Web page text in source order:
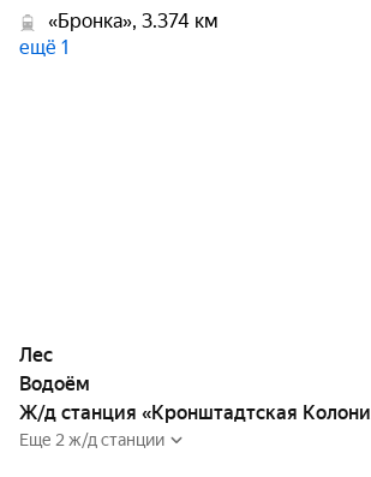
«Бронка», 3.374 км
ещё 1
Лес
Водоём
Ж/д станция «Кронштадтская
Еще 2 ж/д станции